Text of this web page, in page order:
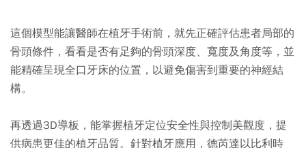
這個模型能讓醫師在植牙手術前，就先正確評估患者局部的
骨頭條件，看看是否有足夠的骨頭深度、寬度及角度等，並
能精確呈現全口牙床的位置，以避免傷害到重要的神經結
構。
再透過3D導板，能掌握植牙定位安全性與控制美觀度，提
供病患更佳的植牙品質。針對植牙應用，德芮達以比利時